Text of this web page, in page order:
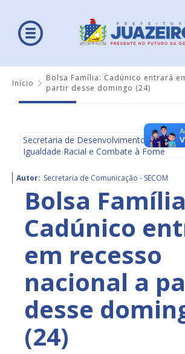
Início
Bolsa Família: Cadúnico entrará
partir desse domingo (24)
Secretaria de Desenvolvimento Social,
Igualdade Racial e Combate à Fome
Autor: Secretaria de Comunicação - SECOM
Bolsa
Cadúnico
em recesso
nacional a
desse
(24)